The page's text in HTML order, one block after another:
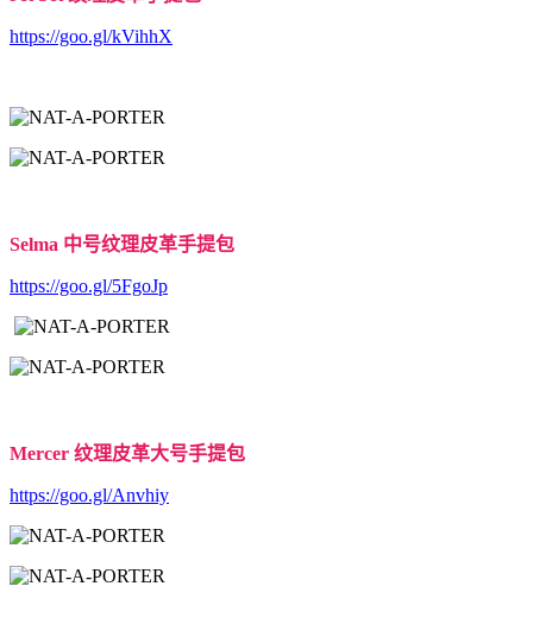
https://goo.gl/kVihhX
Selma 中号纹理皮革手提包
https://goo.gl/5FgoJp
Mercer 纹理皮革大号手提包
https://goo.gl/Anvhiy